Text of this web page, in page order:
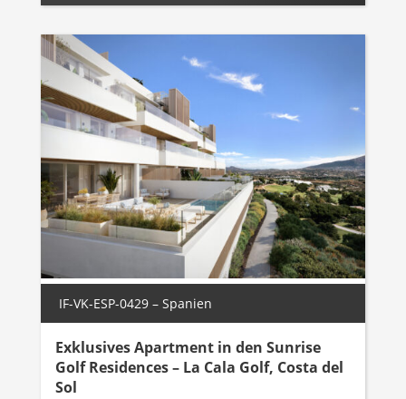
IF-VK-ESP-0429 – Spanien
Exklusives Apartment in den Sunrise
Golf Residences – La Cala Golf, Costa del
Sol